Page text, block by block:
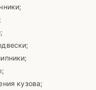
кузова;